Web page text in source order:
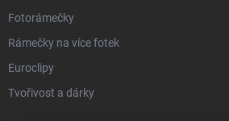
Fotorámečky
Rámečky na více fotek
Euroclipy
Tvořivost a dárky